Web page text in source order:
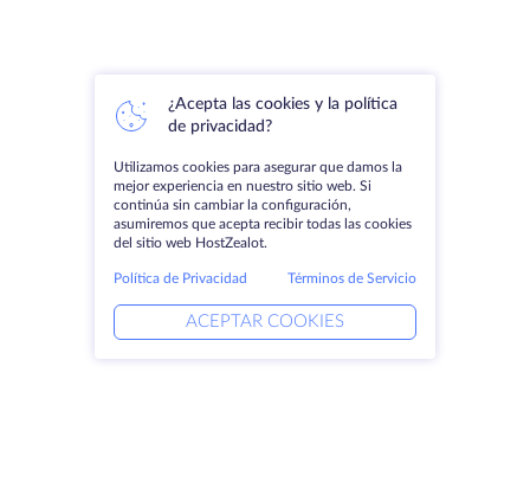
¿Acepta las cookies y la política
de privacidad?
Utilizamos cookies para asegurar que damos la
mejor experiencia en nuestro sitio web. Si
continúa sin cambiar la configuración,
asumiremos que acepta recibir todas las cookies
del sitio web HostZealot.
Política de Privacidad Términos de Servicio
ACEPTAR COOKIES